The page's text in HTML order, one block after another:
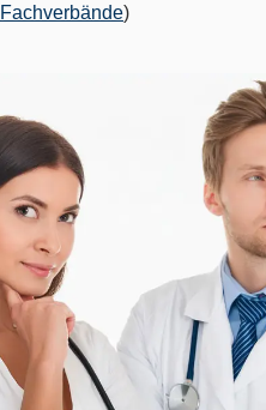
Fachverbände)